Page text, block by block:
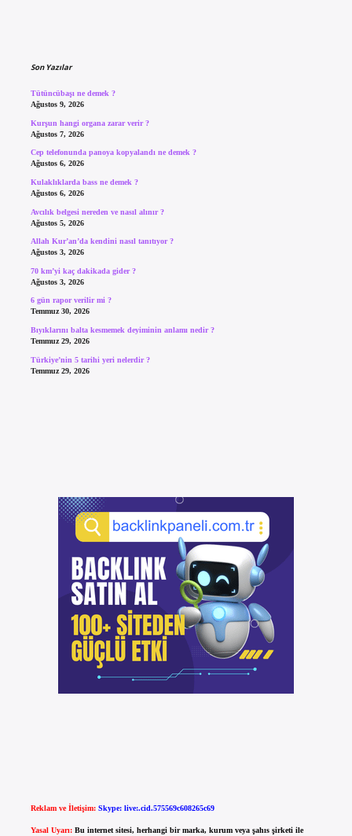
Son Yazılar
Tütüncübaşı ne demek ?
Ağustos 9, 2026
Kurşun hangi organa zarar verir ?
Ağustos 7, 2026
Cep telefonunda panoya kopyalandı ne demek ?
Ağustos 6, 2026
Kulaklıklarda bass ne demek ?
Ağustos 6, 2026
Avcılık belgesi nereden ve nasıl alınır ?
Ağustos 5, 2026
Allah Kur’an’da kendini nasıl tanıtıyor ?
Ağustos 3, 2026
70 km’yi kaç dakikada gider ?
Ağustos 3, 2026
6 gün rapor verilir mi ?
Temmuz 30, 2026
Bıyıklarını balta kesmemek deyiminin anlamı nedir ?
Temmuz 29, 2026
Türkiye’nin 5 tarihi yeri nelerdir ?
Temmuz 29, 2026
Reklam ve İletişim: Skype: live:.cid.575569c608265c69
Yasal Uyarı: Bu internet sitesi, herhangi bir marka, kurum veya şahıs şirketi ile